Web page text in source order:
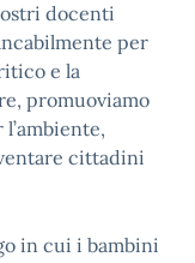
docenti
per
e la
promuoviamo
cittadini
in cui i bambini